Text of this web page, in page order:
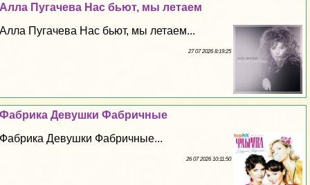
Алла Пугачева Нас бьют, мы летаем
Алла Пугачева Нас бьют, мы летаем...
27 07 2026 8:19:25
Фабрика Дeвyшки Фабричные
Фабрика Дeвyшки Фабричные...
26 07 2026 10:11:50